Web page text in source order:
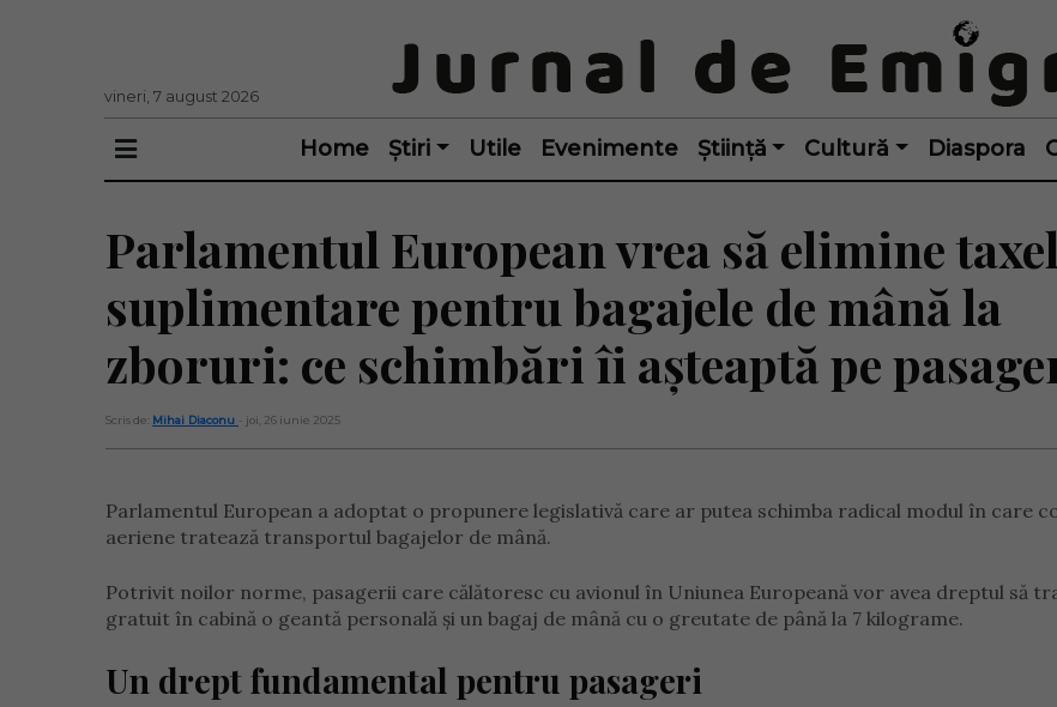
vineri, 7 august 2026
Home Știri Utile Evenimente Știință Cultură Diaspora
Parlamentul European vrea să elimine
suplimentare pentru bagajele de mână la
zboruri: ce schimbări îi așteaptă pe
Scris de: Mihai Diaconu - joi, 26 iunie 2025
Parlamentul European a adoptat o propunere legislativă care ar putea schimba radical modul în care
aeriene tratează transportul bagajelor de mână.
Potrivit noilor norme, pasagerii care călătoresc cu avionul în Uniunea Europeană vor avea dreptul să
gratuit în cabină o geantă personală și un bagaj de mână cu o greutate de până la 7 kilograme.
Un drept fundamental pentru pasageri